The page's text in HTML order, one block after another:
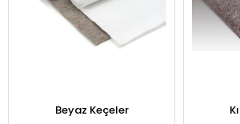
Beyaz Keçeler